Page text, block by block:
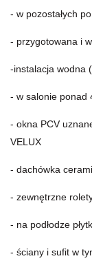
- w pozostałych
- przygotowana i
-instalacja wodna
- w salonie ponad
- okna PCV
VELUX
- dachówka
- zewnętrzne
- na podłodze
- ściany i sufit w